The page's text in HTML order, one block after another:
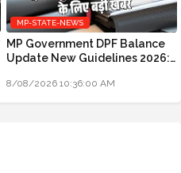
MP-STATE-NEWS
MP Government DPF Balance
Update New Guidelines 2026:
खबर
8/08/2026 10:36:00 AM